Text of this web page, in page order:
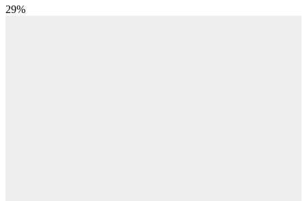
29%